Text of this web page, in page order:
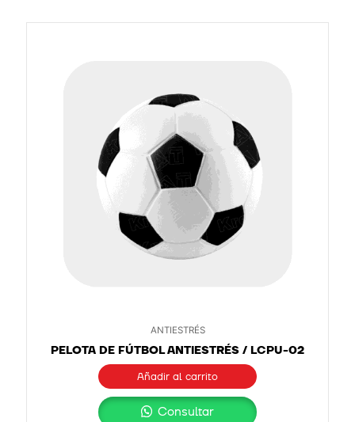
ANTIESTRÉS
PELOTA DE FÚTBOL ANTIESTRÉS / LCPU-02
Añadir al carrito
Consultar